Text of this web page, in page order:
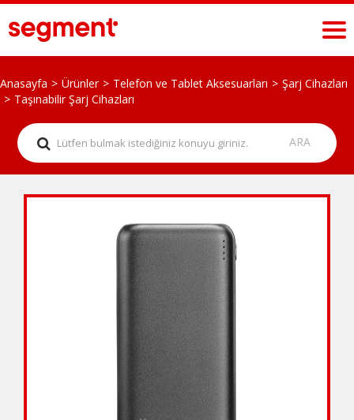
Anasayfa Ürünler Telefon ve Tablet Aksesuarları
Şarj Cihazları
Taşınabilir Şarj Cihazları